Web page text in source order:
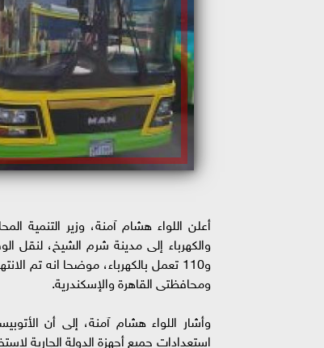
و110 تعمل بالكهرباء، موضحا انه تم
ومحافظتى القاهرة والإسكندرية.